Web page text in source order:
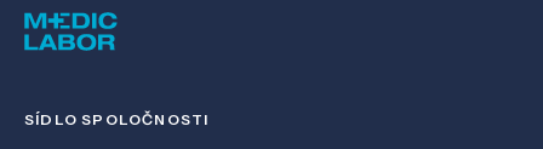
SÍDLO SPOLOČNOSTI